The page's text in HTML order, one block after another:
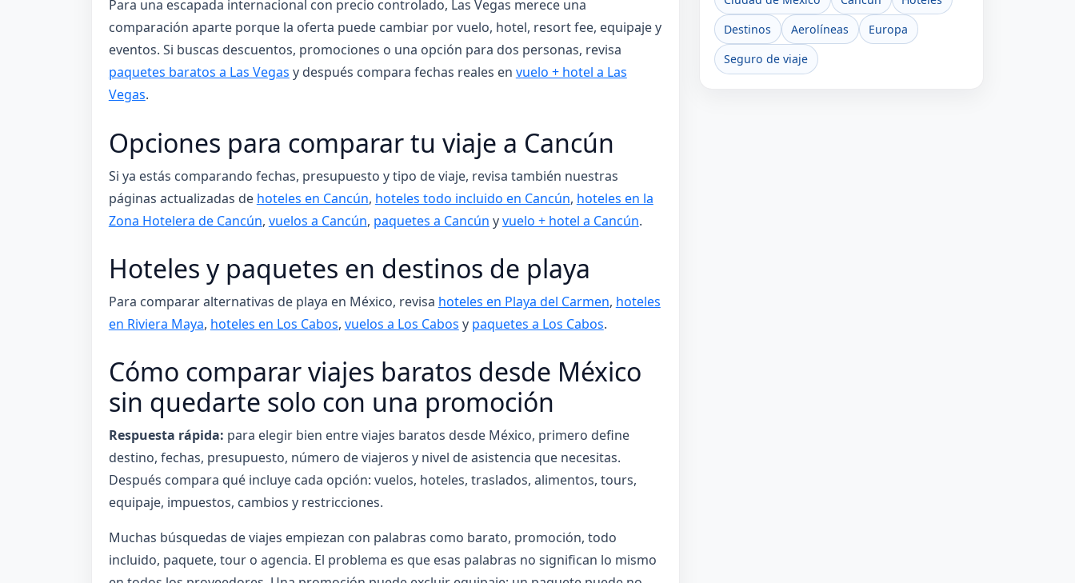
Para una escapada internacional con precio controlado, Las Vegas merece una
comparación aparte porque la oferta puede cambiar por vuelo, hotel, resort fee, equipaje y
eventos. Si buscas descuentos, promociones o una opción para dos personas, revisa
paquetes baratos a Las Vegas y después compara fechas reales en vuelo + hotel a Las
Vegas.
Opciones para comparar tu viaje a Cancún
Si ya estás comparando fechas, presupuesto y tipo de viaje, revisa también nuestras
páginas actualizadas de hoteles en Cancún, hoteles todo incluido en Cancún, hoteles en la
Zona Hotelera de Cancún, vuelos a Cancún, paquetes a Cancún yvuelo + hotel a Cancún.
Hoteles y paquetes en destinos de playa
Para comparar alternativas de playa en México, revisa hoteles en Playa del Carmen, hoteles
en Riviera Maya, hoteles en Los Cabos, vuelos a Los Cabos y paquetes a Los Cabos.
Cómo comparar viajes baratos desde México
sin quedarte solo con una promoción
Respuesta rápida: para elegir bien entre viajes baratos desde México, primero define
destino, fechas, presupuesto, número de viajeros y nivel de asistencia que necesitas.
Después compara qué incluye cada opción: vuelos, hoteles, traslados, alimentos, tours,
equipaje, impuestos, cambios y restricciones.
Muchas búsquedas de viajes empiezan con palabras como barato, promoción, todo
incluido, paquete, tour o agencia. El problema es que esas palabras no significan lo mismo
Destinos
Aerolíneas
Europa
Seguro de viaje